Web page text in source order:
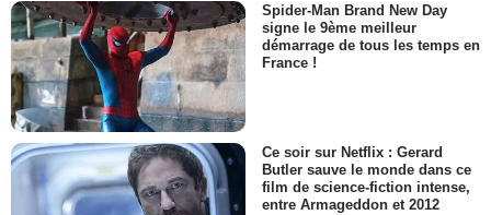
Spider-Man Brand New Day
signe le 9ème meilleur
démarrage de tous les temps en
France !
Ce soir sur Netflix : Gerard
Butler sauve le monde dans ce
film de science-fiction intense,
entre Armageddon et 2012